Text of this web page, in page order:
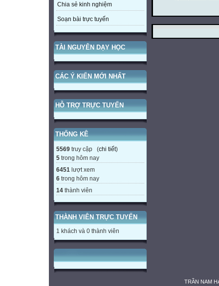
Chia sẻ kinh nghiệm
Soạn bài trực tuyến
TÀI NGUYÊN DẠY HỌC
CÁC Ý KIẾN MỚI NHẤT
HỖ TRỢ TRỰC TUYẾN
THỐNG KÊ
5569 truy cập (chi tiết)
5 trong hôm nay
6451 lượt xem
6 trong hôm nay
14 thành viên
THÀNH VIÊN TRỰC TUYẾN
1 khách và 0 thành viên
TRẦN NAM